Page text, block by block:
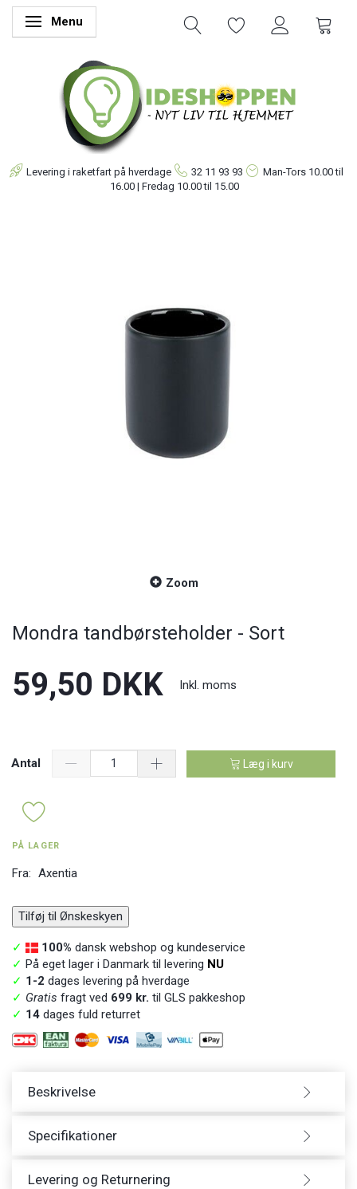
Skifte navigation
Menu
Levering i raketfart på hverdage 32 11 93 93 Man-Tors 10.00 til
16.00 | Fredag 10.00 til 15.00
Zoom
Mondra tandbørsteholder - Sort
59,50 DKK Inkl. moms
Antal Læg i kurv
PÅ LAGER
Fra: Axentia
Tilføj til Ønskeskyen
✓ 100% dansk webshop og kundeservice
✓ På eget lager i Danmark til levering NU
✓ 1-2 dages levering på hverdage
✓ Gratis fragt ved 699 kr. til GLS pakkeshop
✓ 14 dages fuld returret
Beskrivelse
Specifikationer
Levering og Returnering